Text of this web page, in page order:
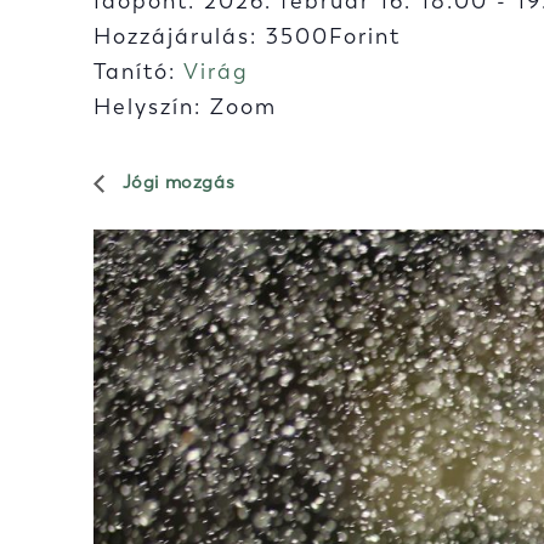
Hozzájárulás: 3500Forint
Tanító: Virág
Helyszín: Zoom
Jógi mozgás